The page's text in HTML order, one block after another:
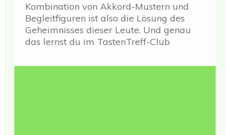
Kombination von Akkord-Mustern und
Begleitfiguren ist also die Lösung des
Geheimnisses dieser Leute. Und genau
das lernst du im TastenTreff-Club